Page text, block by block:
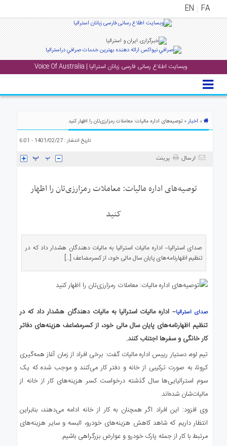
FA
EN
وبسایت اطلاع رسانی فارسی زبانان استرالیا | Voice Of Australia
منوی
اصلی
ارتباط
» اخبار» توصیه‌های اداره مالیات: معاملات رمزارزی‌تان را اظهار کنید
تاریخ انتشار : 1401/02/27 - 6:01
ارسال پرینت
توصیه‌های اداره مالیات: معاملات رمزارزی‌تان را اظهار
کنید
صدای استرالیا– اداره مالیات استرالیا به مالیات دهندگان هشدار داد که در
تنظیم اظهارنامه‌های پایان سال مالی خود، از کسرمضاعف […]
صدای استرالیا– اداره مالیات استرالیا به مالیات دهندگان هشدار داد که در
تنظیم اظهارنامه‌های پایان سال مالی خود، از کسرمضاعف هزینه‌های دفاتر
کار خانگی و سفرها اجتناب کنند.
تیم لوه، دستیار رییس اداره مالیات گفت: برخی افراد از زمان آغاز همه‌گیری
کرونا، به صورت ترکیبی از خانه و دفتر کار می‌کنند و موجب شده که یک
سوم استرالیایی‌ها سال گذشته درخواست کسر هزینه‌های کار از خانه از
مالیات‌شان شده‌اند.
وی افزود: این افراد اگر همچنان به کار از خانه ادامه‌ می‌دهند، بنابراین
انتظار داریم که شاهد کاهش‌ هزینه‌های خودرو، البسه و سایر هزینه‌های
مرتبط با کار از جمله پارک خودرو و عوارض بزرگراهی باشیم.